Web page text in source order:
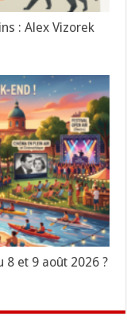
: Alex Vizorek
8 et 9 août 2026 ?